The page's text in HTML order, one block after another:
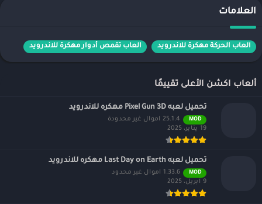
العلامات
العاب الحركة مهكرة للاندرويد العاب تقمص أدوار مهكرة للاندرويد
ألعاب اكشن الأعلى تقييمًا
تحميل لعبه Pixel Gun 3D مهكره للاندرويد
MOD
25.1.4 اموال غير محدودة
19 يناير، 2025
تحميل لعبه Last Day on Earth مهكره للاندرويد
MOD
1.33.6 اموال غير محدود
9 أبريل، 2025